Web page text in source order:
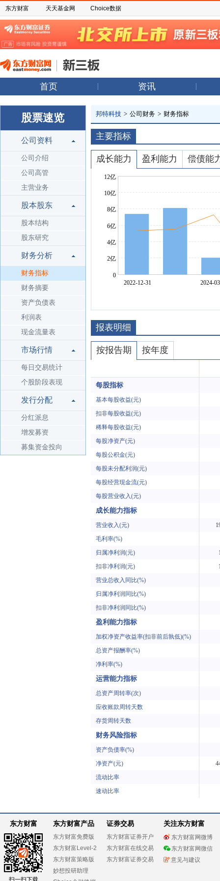
东方财富 天天基金网 Choice数据
首页 资讯
股票速览
公司资料
公司介绍
公司高管
主营业务
股本股东
股本结构
股东研究
财务分析
财务指标
财务摘要
资产负债表
利润表
现金流量表
市场行情
每日交易统计
个股阶段表现
发行分配
分红派息
增发募资
募集资金投向
邦特科技 > 公司财务 > 财务指标
主要指标
成长能力 盈利能力 偿债能
报表明细
按报告期 按年度
每股指标
基本每股收益(元)
扣非每股收益(元)
稀释每股收益(元)
每股净资产(元)
每股公积金(元)
每股未分配利润(元)
每股经营现金流(元)
每股营业收入(元)
成长能力指标
营业收入(元)
毛利率(%)
归属净利润(元)
扣非净利润(元)
营业总收入同比(%)
归属净利润同比(%)
扣非净利润同比(%)
盈利能力指标
加权净资产收益率(扣非前后孰低)(%)
总资产报酬率(%)
净利率(%)
运营能力指标
总资产周转率(次)
应收账款周转天数
存货周转天数
财务风险指标
资产负债率(%)
净资产(元)
流动比率
速动比率
东方财富 东方财富产品
东方财富免费版
东方财富Level-2
东方财富策略版
妙想投研助理
证券交易
东方财富证券开户
东方财富在线交易
东方财富证券交易
关注东方财富
东方财富网微博
东方财富网微信
意见与建议